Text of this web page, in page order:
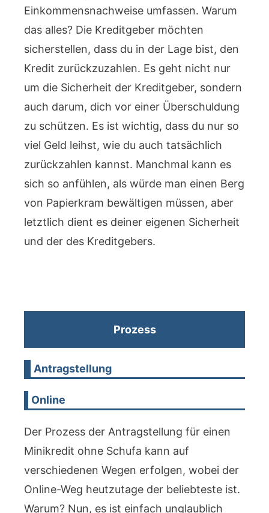
Einkommensnachweise umfassen. Warum
das alles? Die Kreditgeber möchten
sicherstellen, dass du in der Lage bist, den
Kredit zurückzuzahlen. Es geht nicht nur
um die Sicherheit der Kreditgeber, sondern
auch darum, dich vor einer Überschuldung
zu schützen. Es ist wichtig, dass du nur so
viel Geld leihst, wie du auch tatsächlich
zurückzahlen kannst. Manchmal kann es
sich so anfühlen, als würde man einen Berg
von Papierkram bewältigen müssen, aber
letztlich dient es deiner eigenen Sicherheit
und der des Kreditgebers.
Prozess
Antragstellung
Online
Der Prozess der Antragstellung für einen
Minikredit ohne Schufa kann auf
verschiedenen Wegen erfolgen, wobei der
Online-Weg heutzutage der beliebteste ist.
Warum? Nun, es ist einfach unglaublich